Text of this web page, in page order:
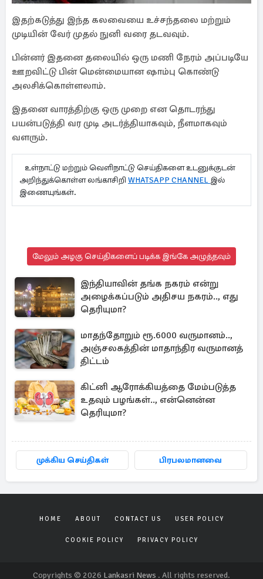
இதற்கடுத்து இந்த கலவையை உச்சந்தலை மற்றும்
முடியின் வேர் முதல் நுனி வரை தடவவும்.
பின்னர் இதனை தலையில் ஒரு மணி நேரம் அப்படியே
ஊறவிட்டு பின் மென்மையான ஷாம்பு கொண்டு
அலசிக்கொள்ளலாம்.
இதனை வாரத்திற்கு ஒரு முறை என தொடரந்து
பயன்படுத்தி வர முடி அடர்த்தியாகவும், நீளமாகவும்
வளரும்.
உள்நாட்டு மற்றும் வெளிநாட்டு செய்திகளை உடனுக்குடன்
அறிந்துக்கொள்ள லங்காசிறி WHATSAPP CHANNEL இல்
இணையுங்கள்.
மேலும் அழகு செய்திகளைப் படிக்க இங்கே அழுத்தவும்
இந்தியாவின் தங்க நகரம் என்று
அழைக்கப்படும் அதிசய நகரம்.., எது
தெரியுமா?
மாதந்தோறும் ரூ.6000 வருமானம்..,
அஞ்சலகத்தின் மாதாந்திர வருமானத்
திட்டம்
கிட்னி ஆரோக்கியத்தை மேம்படுத்த
உதவும் பழங்கள்.., என்னென்ன
தெரியுமா?
முக்கிய செய்திகள் பிரபலமானவை
HOME ABOUT CONTACT US USER POLICY
COOKIE POLICY PRIVACY POLICY
Copyrights © 2026 Lankasri News . All rights reserved.